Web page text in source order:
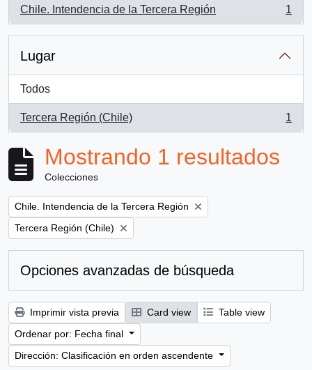
Chile. Intendencia de la Tercera Región
, 1 resultados
1
Lugar
Todos
Tercera Región (Chile)
, 1 resultados
1
Mostrando 1 resultados
Colecciones
Remove filter:
Chile. Intendencia de la Tercera Región
Remove filter:
Tercera Región (Chile)
Opciones avanzadas de búsqueda
Imprimir vista previa Card view
Table view
Ordenar por: Fecha final
Dirección: Clasificación en orden ascendente